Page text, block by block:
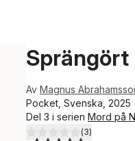
Sprängört
Av Magnus
Pocket, Svenska, 2025
Del 3 i serien Mord på
4,7utav 5 stjärnor. Totalt
(3)